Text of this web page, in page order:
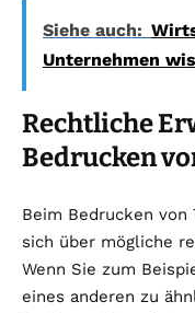
Siehe auch:
Unternehmen
Rechtliche
Bedrucken
Beim Bedrucken
sich über mögliche
Wenn Sie zum
eines anderen zu